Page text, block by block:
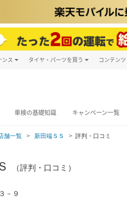
ンス タイヤ・パーツを買う コンテンツ
車検の基礎知識 キャンペーン一覧
舗一覧 新田端ＳＳ 評判・口コミ
（評判・口コミ）
－９